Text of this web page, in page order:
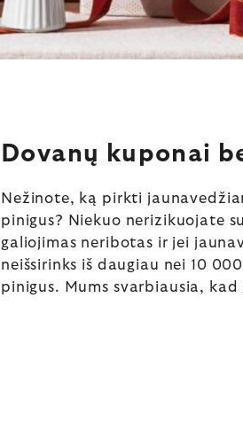
Dovanų kuponai
Nežinote, ką pirkti
pinigus? Niekuo nerizikuojate su
galiojimas neribotas ir jei
neišsirinks iš daugiau nei 10
pinigus. Mums svarbiausia,